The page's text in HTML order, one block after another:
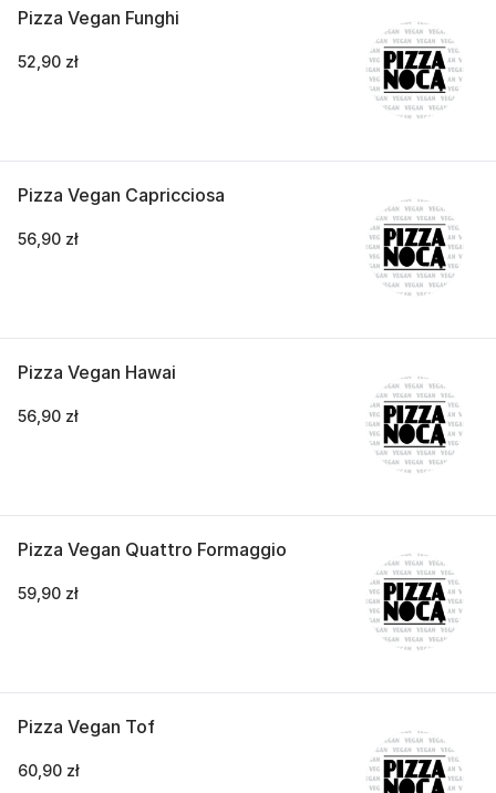
Pizza Vegan Funghi
52,90 zł
Pizza Vegan Capricciosa
56,90 zł
Pizza Vegan Hawai
56,90 zł
Pizza Vegan Quattro Formaggio
59,90 zł
Pizza Vegan Tof
60,90 zł